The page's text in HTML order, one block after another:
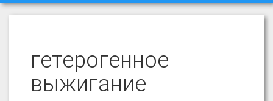
гетерогенное
выжигание